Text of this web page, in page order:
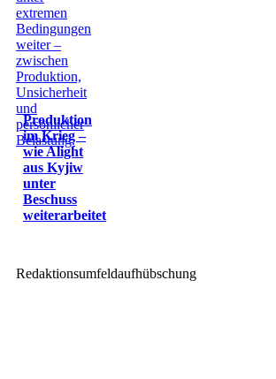
Produktion
im Krieg –
wie Alight
aus Kyjiw
unter
Beschuss
weiterarbeitet
Redaktionsumfeldaufhübschung